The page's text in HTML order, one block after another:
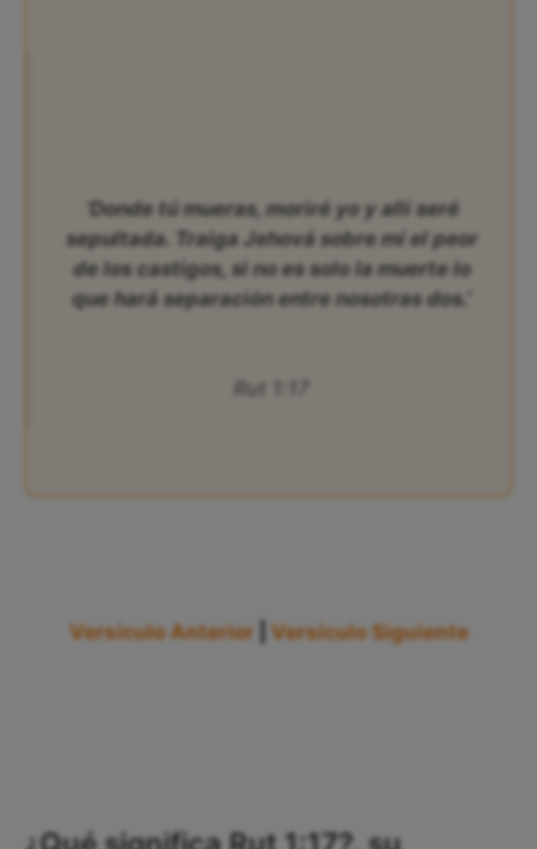
‘Donde tú mueras, moriré yo y allí seré
sepultada. Traiga Jehová sobre mí el peor
de los castigos, si no es solo la muerte lo
que hará separación entre nosotras dos.’
Rut 1:17
Versículo Anterior Versículo Siguiente